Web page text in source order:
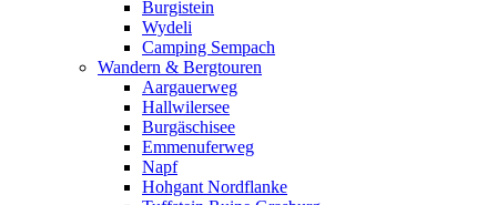
Burgistein
Wydeli
Camping Sempach
Wandern & Bergtouren
Aargauerweg
Hallwilersee
Burgäschisee
Emmenuferweg
Napf
Hohgant Nordflanke